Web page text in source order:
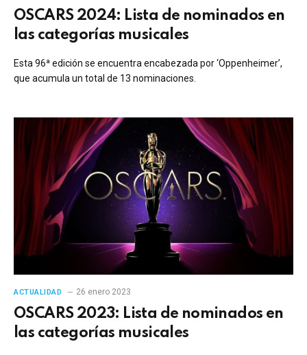
OSCARS 2024: Lista de nominados en
las categorías musicales
Esta 96ª edición se encuentra encabezada por ‘Oppenheimer’,
que acumula un total de 13 nominaciones.
ACTUALIDAD 26 enero 2023
OSCARS 2023: Lista de nominados en
las categorías musicales